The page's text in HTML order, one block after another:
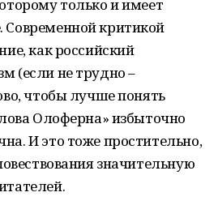
только и имеет
критикой
как российский
(если не трудно –
чтобы лучше понять
Олоферна» избыточно
И это тоже простительно,
значительную